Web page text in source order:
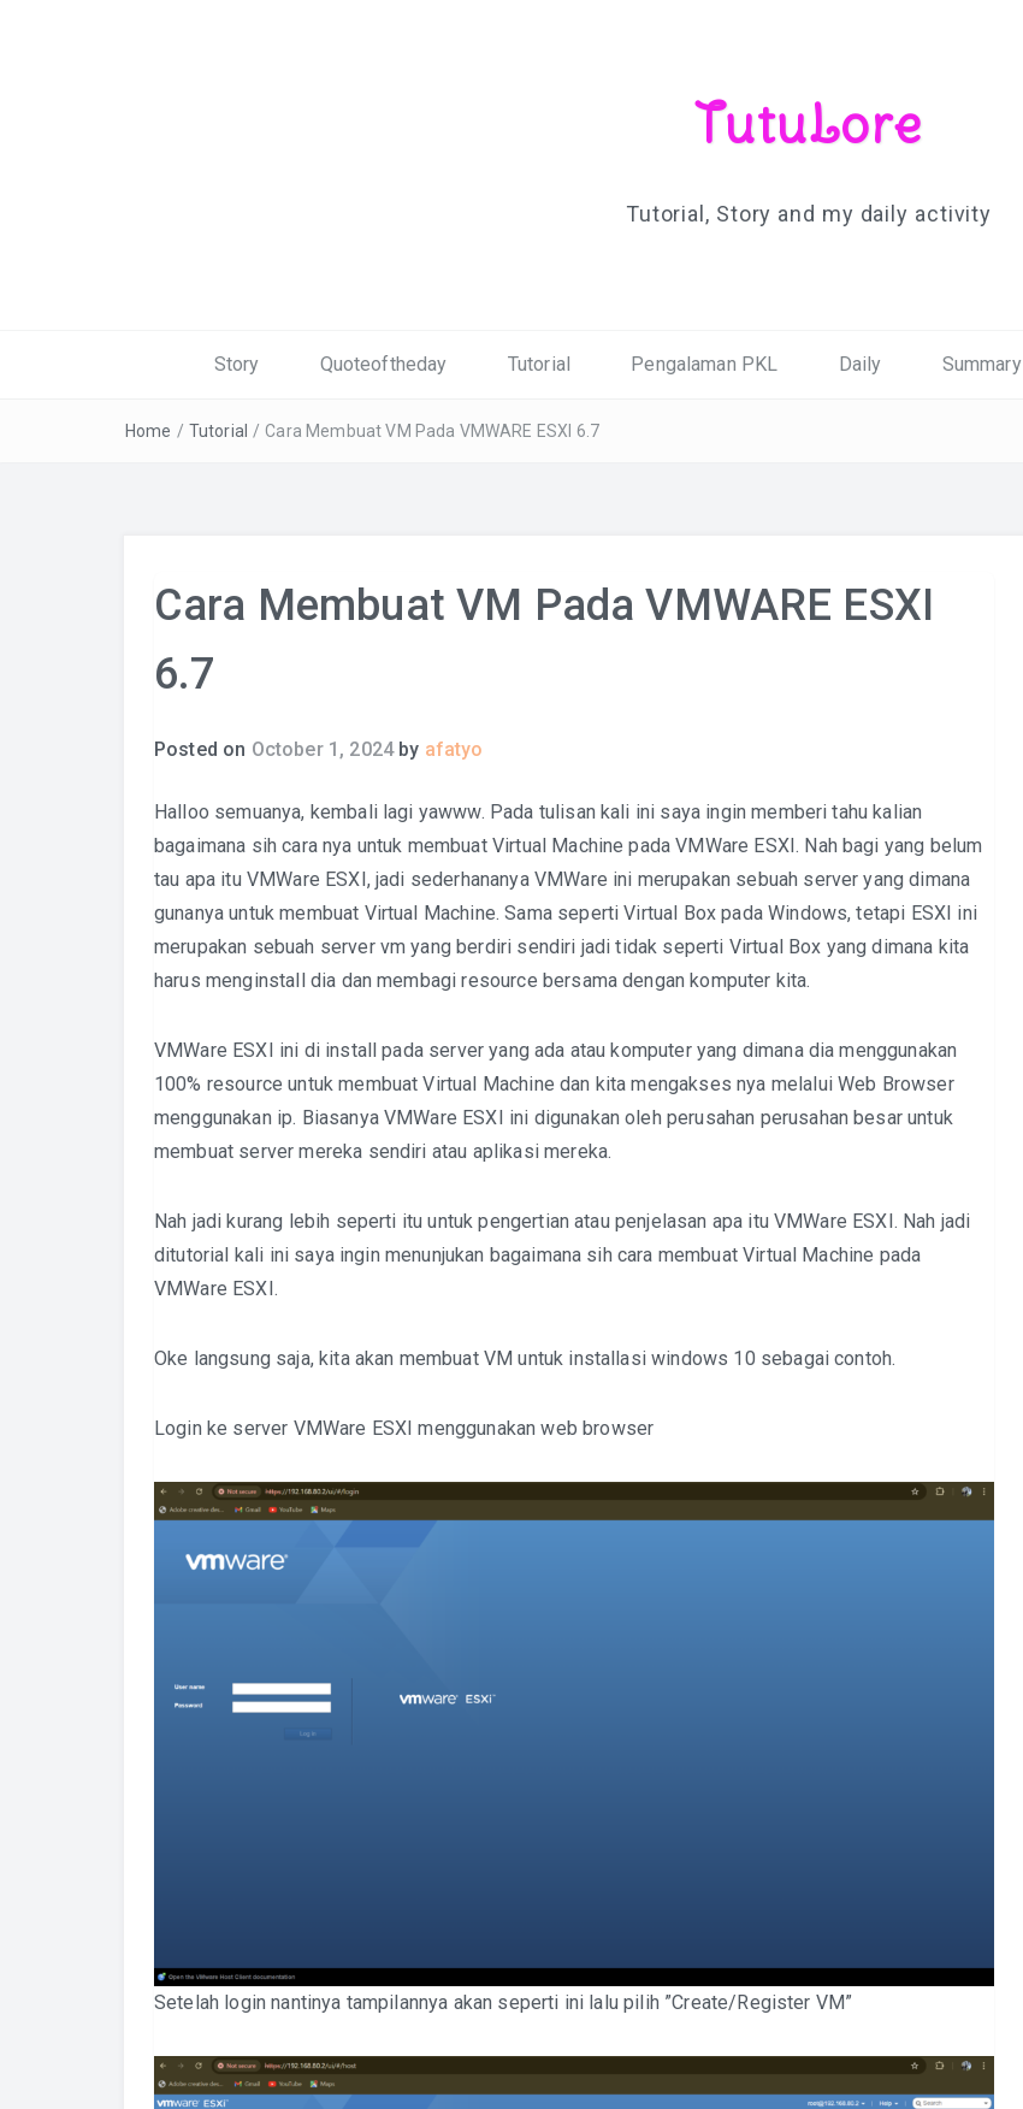
TutuLore
Tutorial, Story and my daily activity
Story Quoteoftheday Tutorial Pengalaman PKL Daily Summary
Home / Tutorial / Cara Membuat VM Pada VMWARE ESXI 6.7
Cara Membuat VM Pada VMWARE ESXI
6.7
Posted on October 1, 2024by afatyo
Halloo semuanya, kembali lagi yawww. Pada tulisan kali ini saya ingin memberi tahu kalian
bagaimana sih cara nya untuk membuat Virtual Machine pada VMWare ESXI. Nah bagi yang belum
tau apa itu VMWare ESXI, jadi sederhananya VMWare ini merupakan sebuah server yang dimana
gunanya untuk membuat Virtual Machine. Sama seperti Virtual Box pada Windows, tetapi ESXI ini
merupakan sebuah server vm yang berdiri sendiri jadi tidak seperti Virtual Box yang dimana kita
harus menginstall dia dan membagi resource bersama dengan komputer kita.
VMWare ESXI ini di install pada server yang ada atau komputer yang dimana dia menggunakan
100% resource untuk membuat Virtual Machine dan kita mengakses nya melalui Web Browser
menggunakan ip. Biasanya VMWare ESXI ini digunakan oleh perusahan perusahan besar untuk
membuat server mereka sendiri atau aplikasi mereka.
Nah jadi kurang lebih seperti itu untuk pengertian atau penjelasan apa itu VMWare ESXI. Nah jadi
ditutorial kali ini saya ingin menunjukan bagaimana sih cara membuat Virtual Machine pada
VMWare ESXI.
Oke langsung saja, kita akan membuat VM untuk installasi windows 10 sebagai contoh.
Login ke server VMWare ESXI menggunakan web browser
Setelah login nantinya tampilannya akan seperti ini lalu pilih ”Create/Register VM”